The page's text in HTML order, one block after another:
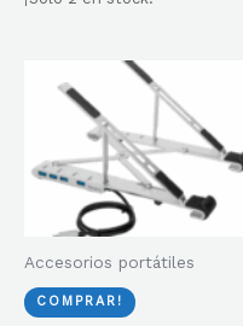
con
Accesorios portátiles
COMPRAR!